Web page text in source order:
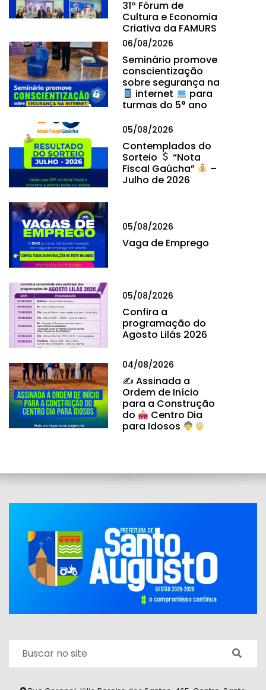
31º Fórum de
Cultura e Economia
Criativa da FAMURS
06/08/2026
Seminário promove
conscientização
sobre segurança na
internet
para
turmas do 5° ano
05/08/2026
Contemplados do
Sorteio
“Nota
Fiscal Gaúcha”
–
Julho de 2026
05/08/2026
Vaga de Emprego
05/08/2026
Confira a
programação do
Agosto Lilás 2026
04/08/2026
✍ Assinada a
Ordem de Início
para a Construção
do
Centro Dia
para Idosos